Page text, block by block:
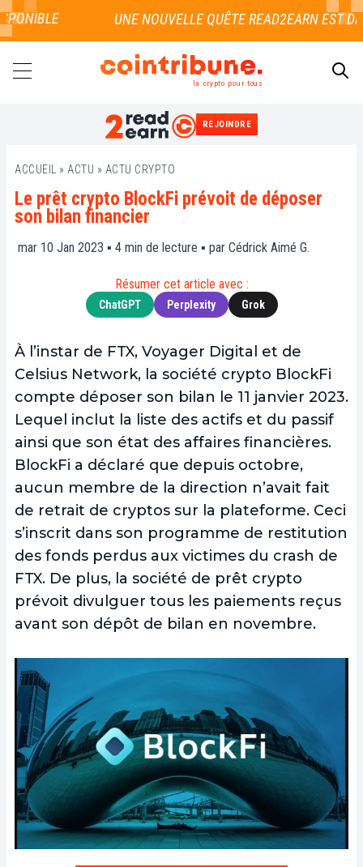
la crypto pour tous
REJOINDRE
ACCUEIL » ACTU » ACTU CRYPTO
Le prêt crypto BlockFi prévoit de déposer
son bilan financier
mar 10 Jan 2023 ▪ 4 min de lecture ▪ par Cédrick Aimé G.
Résumer cet article avec :
ChatGPT Perplexity Grok
À l’instar de FTX, Voyager Digital et de
Celsius Network, la société crypto BlockFi
compte déposer son bilan le 11 janvier 2023.
Lequel inclut la liste des actifs et du passif
ainsi que son état des affaires financières.
BlockFi a déclaré que depuis octobre,
aucun membre de la direction n’avait fait
de retrait de cryptos sur la plateforme. Ceci
s’inscrit dans son programme de restitution
des fonds perdus aux victimes du crash de
FTX. De plus, la société de prêt crypto
prévoit divulguer tous les paiements reçus
avant son dépôt de bilan en novembre.